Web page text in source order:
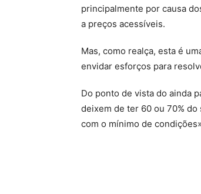
principalmente por causa
a preços acessíveis.
Mas, como realça, esta é
envidar esforços para
Do ponto de vista do ainda
deixem de ter 60 ou 70%
com o mínimo de